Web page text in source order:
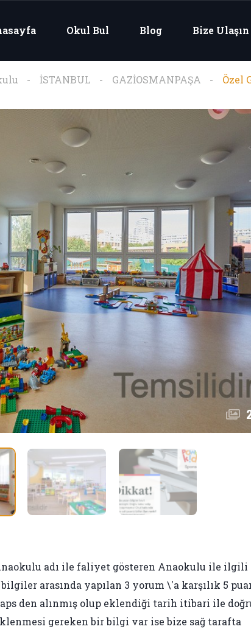
Okul Bul Blog Bize Ulaşın
İSTANBUL GAZİOSMANPAŞA Özel
adı ile faliyet gösteren Anaokulu ile ilgili
arasında yapılan 3 yorum \'a karşılık 5
den alınmış olup eklendiği tarih itibari ile
gereken bir bilgi var ise bize sağ tarafta